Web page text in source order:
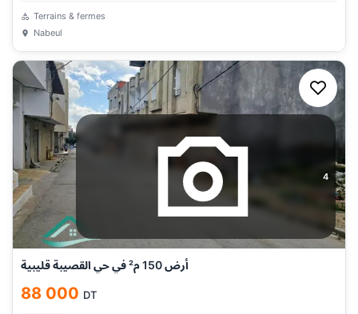
Terrains & fermes
Nabeul
4
أرض 150 م² في حي القصيبة قليبية
88 000 DT